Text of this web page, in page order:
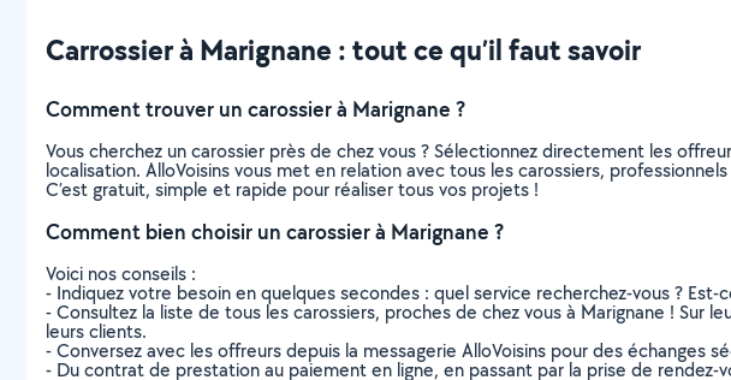
Carrossier à Marignane : tout ce qu’il faut savoir
Comment trouver un carossier à Marignane ?
Vous cherchez un carossier près de chez vous ? Sélectionnez directement les
localisation. AlloVoisins vous met en relation avec tous les carossiers,
C’est gratuit, simple et rapide pour réaliser tous vos projets !
Comment bien choisir un carossier à Marignane ?
Voici nos conseils :
- Indiquez votre besoin en quelques secondes : quel service recherchez-vous ?
- Consultez la liste de tous les carossiers, proches de chez vous à Marignane ! Sur
leurs clients.
- Conversez avec les offreurs depuis la messagerie AlloVoisins pour des échanges
- Du contrat de prestation au paiement en ligne, en passant par la prise de